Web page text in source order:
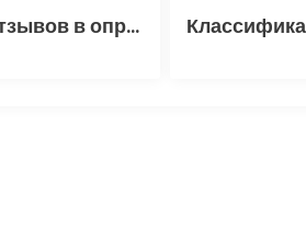
Роль отзывов в определении надёжности и качества обслуживания страховых компаний